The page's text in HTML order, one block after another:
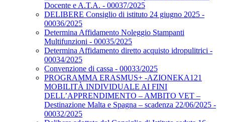
Docente e A.T.A. - 00037/2025
DELIBERE Consiglio di istituto 24 giugno 2025 -
00036/2025
Determina Affidamento Noleggio Stampanti
Multifunzioni - 00035/2025
Determina Affidamento diretto acquisto idropulitrici -
00034/2025
Convenzione di cassa - 00033/2025
PROGRAMMA ERASMUS+ -AZIONEKA121
MOBILITÀ INDIVIDUALE AI FINI
DELL’APPRENDIMENTO – AMBITO VET –
Destinazione Malta e Spagna – scadenza 22/06/2025 -
00032/2025